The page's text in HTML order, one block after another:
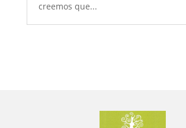
creemos que...